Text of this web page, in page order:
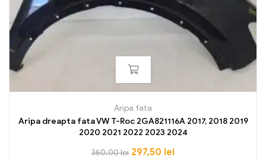
Aripa fata
Aripa dreapta fata VW T-Roc 2GA821116A 2017, 2018 2019
2020 2021 2022 2023 2024
350,00lei 297,50 lei